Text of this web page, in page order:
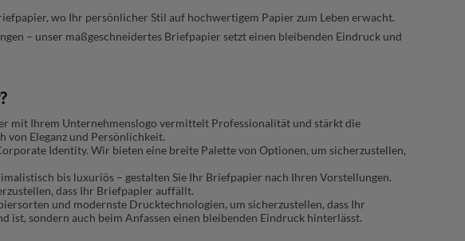
wo Ihr persönlicher Stil auf hochwertigem Papier zum Leben erwacht.
– unser maßgeschneidertes Briefpapier setzt einen bleibenden Eindruck und
mit Ihrem Unternehmenslogo vermittelt Professionalität und stärkt die
von Eleganz und Persönlichkeit.
Identity. Wir bieten eine breite Palette von Optionen, um sicherzustellen,
bis luxuriös – gestalten Sie Ihr Briefpapier nach Ihren Vorstellungen.
dass Ihr Briefpapier auffällt.
und modernste Drucktechnologien, um sicherzustellen, dass Ihr
sondern auch beim Anfassen einen bleibenden Eindruck hinterlässt.